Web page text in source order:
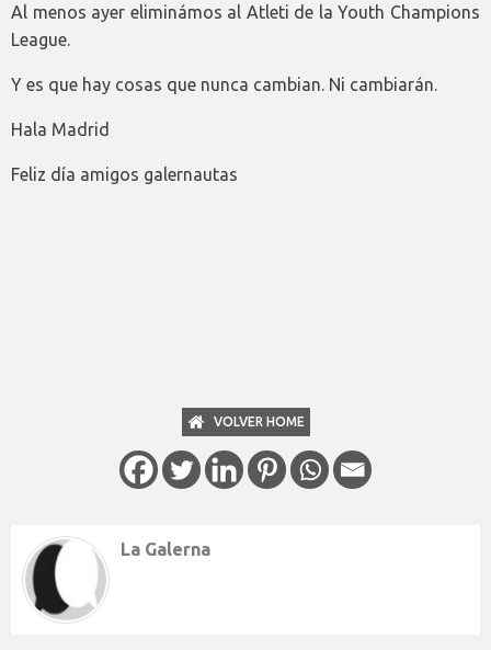
Al menos ayer eliminámos al Atleti de la Youth Champions
League.
Y es que hay cosas que nunca cambian. Ni cambiarán.
Hala Madrid
Feliz día amigos galernautas
VOLVER HOME
La Galerna